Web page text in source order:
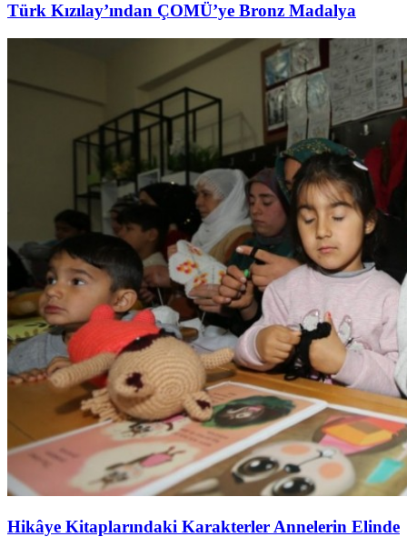
Türk Kızılay’ından ÇOMÜ’ye Bronz Madalya
Hikâye Kitaplarındaki Karakterler Annelerin Elinde